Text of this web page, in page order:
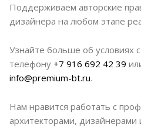
Поддерживаем авторские
дизайнера на любом этапе
Узнайте больше об условиях
телефону +7 916 692 42 39
info@premium-bt.ru.
Нам нравится работать с
архитекторами, дизайнерами